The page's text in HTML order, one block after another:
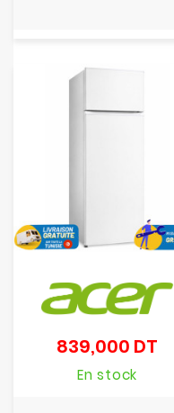
839,000 DT
En stock